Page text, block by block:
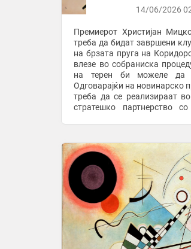
14/06/2026
Премиерот Христијан
треба да бидат завршени
на брзата пруга на
влезе во собраниска
на терен би можеле да
Одговарајќи на новинарско
треба да се реализираат
стратешко партнерство